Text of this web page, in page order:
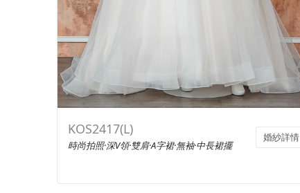
KOS2417(L)
時尚拍照·深V領·雙肩·A字裙·無袖·中長裙擺
婚紗詳情